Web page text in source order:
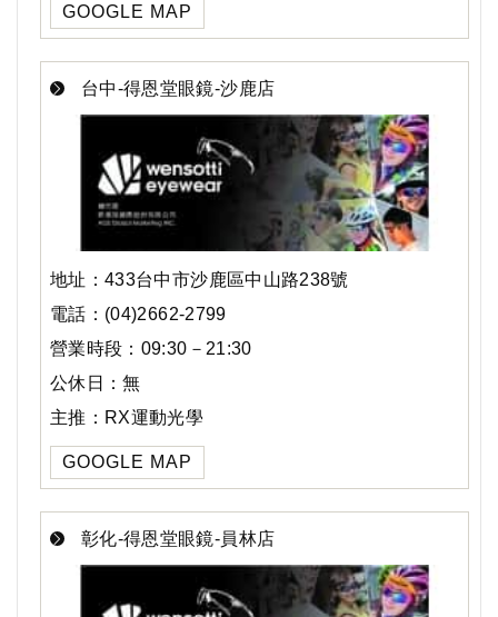
GOOGLE MAP
台中-得恩堂眼鏡-沙鹿店
地址：433台中市沙鹿區中山路238號
電話：(04)2662-2799
營業時段：09:30－21:30
公休日：無
主推：RX運動光學
GOOGLE MAP
彰化-得恩堂眼鏡-員林店